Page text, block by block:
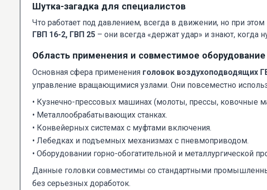
Шутка-загадка для специалистов
Что работает под давлением, всегда в движении, но при
ГВП 16-2, ГВП 25 – они всегда «держат удар» и знают, когда
Область применения и совместимое оборудование
Основная сфера применения головок воздухоподводящих
управление вращающимися узлами. Они повсеместно
• Кузнечно-прессовых машинах (молоты, прессы, ковочные
• Металлообрабатывающих станках.
• Конвейерных системах с муфтами включения.
• Лебедках и подъемных механизмах с пневмоприводом.
• Оборудовании горно-обогатительной и металлургической
Данные головки совместимы со стандартными
без серьезных доработок.